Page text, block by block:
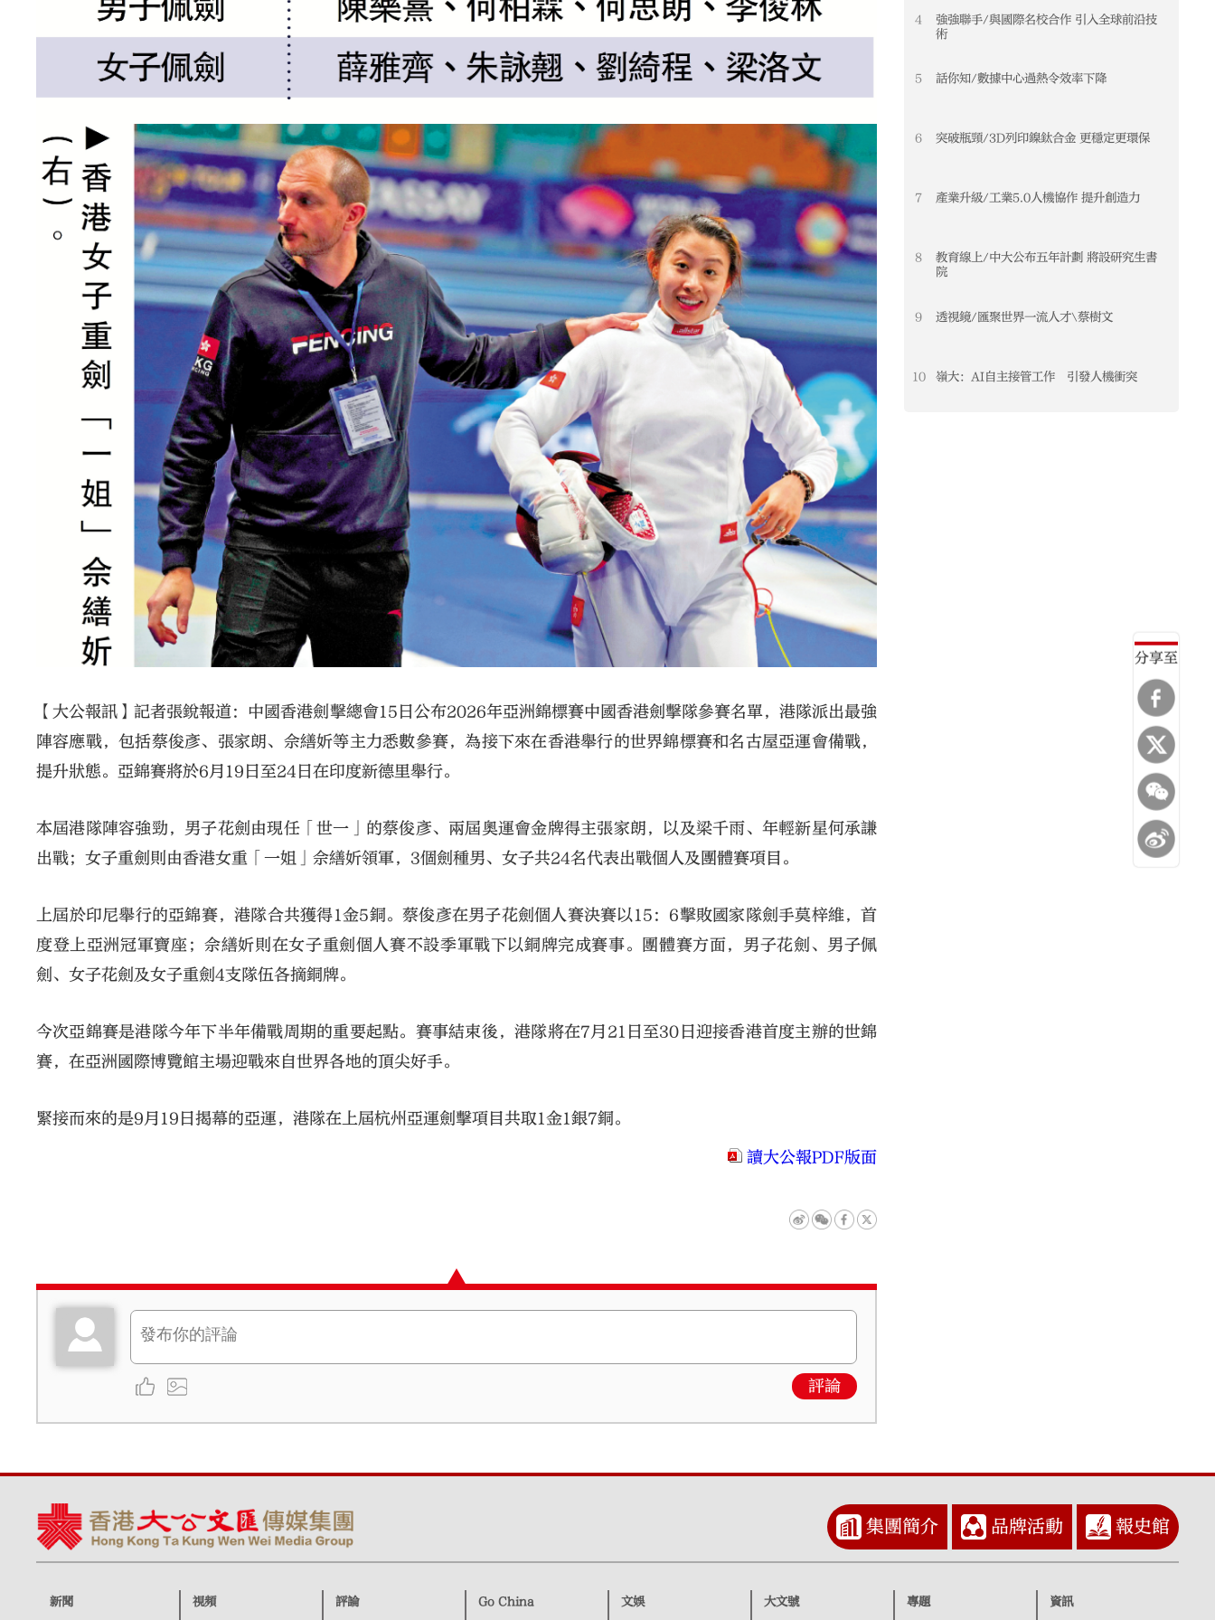
分享至
【大公報訊】記者張銳報道：中國香港劍擊總會15日公布2026年亞洲錦標賽中國香港劍擊隊參賽名單，港隊派出最強
陣容應戰，包括蔡俊彥、張家朗、佘繕妡等主力悉數參賽，為接下來在香港舉行的世界錦標賽和名古屋亞運會備戰，
提升狀態。亞錦賽將於6月19日至24日在印度新德里舉行。
本屆港隊陣容強勁，男子花劍由現任「世一」的蔡俊彥、兩屆奧運會金牌得主張家朗，以及梁千雨、年輕新星何承謙
出戰；女子重劍則由香港女重「一姐」佘繕妡領軍，3個劍種男、女子共24名代表出戰個人及團體賽項目。
上屆於印尼舉行的亞錦賽，港隊合共獲得1金5銅。蔡俊彥在男子花劍個人賽決賽以15：6擊敗國家隊劍手莫梓維，首
度登上亞洲冠軍寶座；佘繕妡則在女子重劍個人賽不設季軍戰下以銅牌完成賽事。團體賽方面，男子花劍、男子佩
劍、女子花劍及女子重劍4支隊伍各摘銅牌。
今次亞錦賽是港隊今年下半年備戰周期的重要起點。賽事結束後，港隊將在7月21日至30日迎接香港首度主辦的世錦
賽，在亞洲國際博覽館主場迎戰來自世界各地的頂尖好手。
緊接而來的是9月19日揭幕的亞運，港隊在上屆杭州亞運劍擊項目共取1金1銀7銅。
讀大公報PDF版面
評論
4
強強聯手/與國際名校合作 引入全球前沿技
術
5 話你知/數據中心過熱令效率下降
6 突破瓶頸/3D列印鎳鈦合金 更穩定更環保
7 產業升級/工業5.0人機協作 提升創造力
8
教育線上/中大公布五年計劃 將設研究生書
院
9 透視鏡/匯聚世界一流人才\蔡樹文
10 嶺大：AI自主接管工作 引發人機衝突
集團簡介 品牌活動 報史館
新聞 視頻 評論 Go China 文娛 大文號 專題 資訊